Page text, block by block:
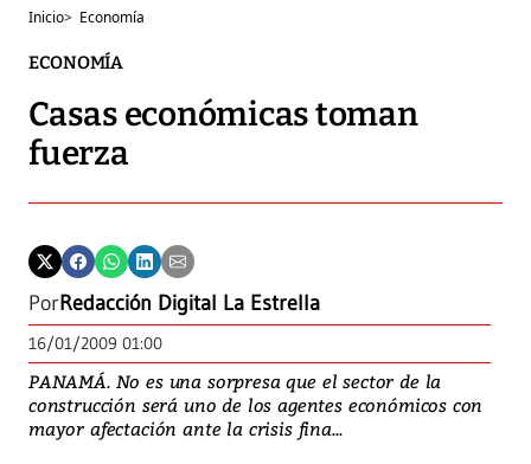
Inicio> Economía
ECONOMÍA
Casas económicas toman
fuerza
PorRedacción Digital La Estrella
16/01/2009 01:00
PANAMÁ. No es una sorpresa que el sector de la
construcción será uno de los agentes económicos con
mayor afectación ante la crisis fina...